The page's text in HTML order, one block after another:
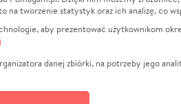
NGO
Pomagam.pl
Sport
Pomoc
Pogrzeb
na tworzenie statystyk oraz ich analizę, co
aby prezentować użytkownikom
danej zbiórki, na potrzeby jego